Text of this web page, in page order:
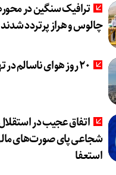
ترافیک سنگین در
چالوس و هراز پرتردد شدند
20 روز هوای ناسالم در تهران
اتفاق عجیب در
استعفا